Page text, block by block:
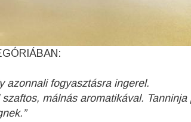
azonnali fogyasztásra ingerel.
málnás aromatikával. Tanninja